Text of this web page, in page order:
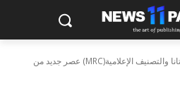
اتفاقية بين روتانا والتصنيف الإعلامية(MRC) عصر جديد من